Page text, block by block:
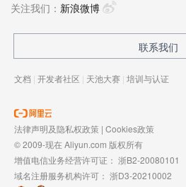
关注我们： 新浪微博
联系我们
文档 | 开发者社区 | 天池大赛 | 培训与认证
法律声明及隐私权政策 | Cookies政策
© 2009-现在 Aliyun.com 版权所有
增值电信业务经营许可证： 浙B2-20080101
域名注册服务机构许可： 浙D3-20210002